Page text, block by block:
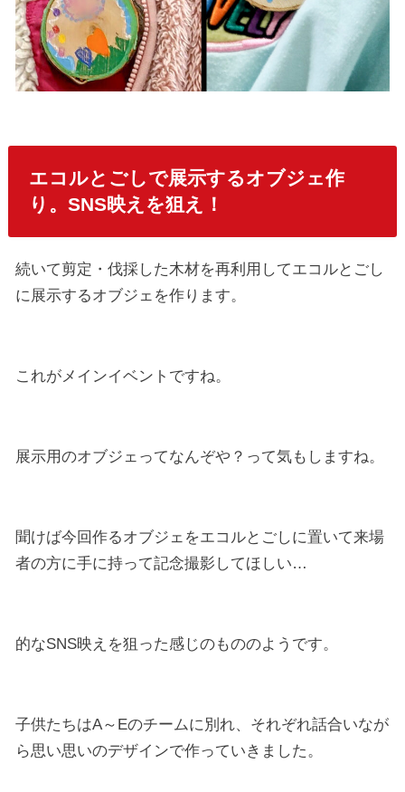
エコルとごしで展示するオブジェ作
り。SNS映えを狙え！
続いて剪定・伐採した木材を再利用してエコルとごし
に展示するオブジェを作ります。
これがメインイベントですね。
展示用のオブジェってなんぞや？って気もしますね。
聞けば今回作るオブジェをエコルとごしに置いて来場
者の方に手に持って記念撮影してほしい…
的なSNS映えを狙った感じのもののようです。
子供たちはA～Eのチームに別れ、それぞれ話合いなが
ら思い思いのデザインで作っていきました。